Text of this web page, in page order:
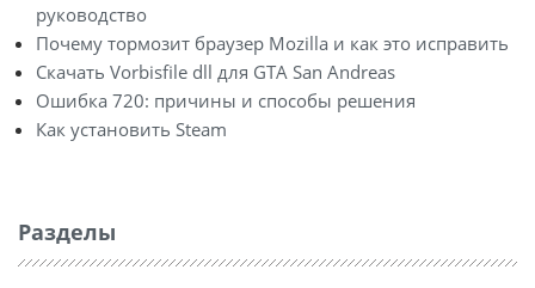
руководство
Почему тормозит браузер Mozilla и как это исправить
Скачать Vorbisfile dll для GTA San Andreas
Ошибка 720: причины и способы решения
Как установить Steam
Разделы